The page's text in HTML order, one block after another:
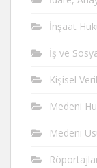
İnşaat
İş ve
Kişisel
Medeni
Medeni